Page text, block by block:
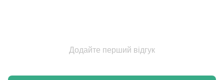
Додайте перший відгук